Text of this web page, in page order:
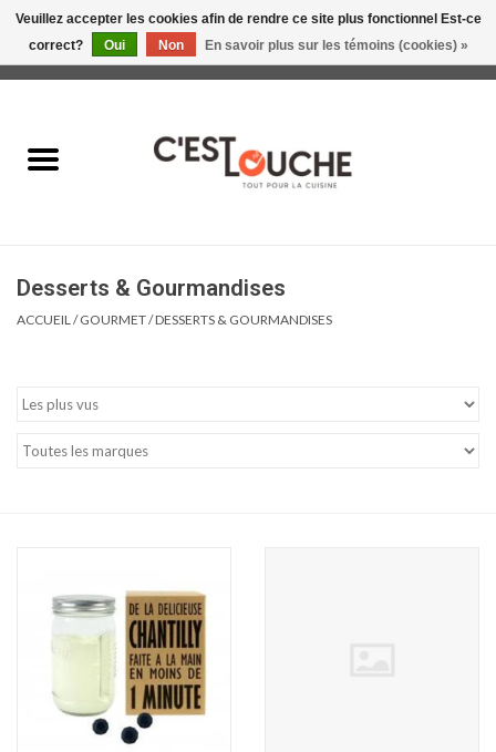
Table & Présentation
Boire
Maison
Conseils
Desserts & Gourmandises
ACCUEIL /GOURMET/DESSERTS & GOURMANDISES
Veuillez accepter les cookies afin de rendre ce site plus fonctionnel Est-ce
correct?
Oui Non En savoir plus sur les témoins (cookies) »